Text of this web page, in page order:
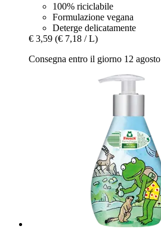
100% riciclabile
Formulazione vegana
Deterge delicatamente
€ 3,59 (€ 7,18 / L)
Consegna entro il giorno 12 agosto